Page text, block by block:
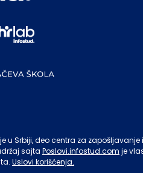
Srbiji, deo centra za zapošljavanje
sajta Poslovi.infostud.com je
Uslovi korišćenja.